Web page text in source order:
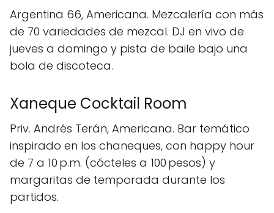
Argentina 66, Americana. Mezcalería con más
de 70 variedades de mezcal. DJ en vivo de
jueves a domingo y pista de baile bajo una
bola de discoteca.
Xaneque Cocktail Room
Priv. Andrés Terán, Americana. Bar temático
inspirado en los chaneques, con happy hour
de 7 a 10 p.m. (cócteles a 100 pesos) y
margaritas de temporada durante los
partidos.